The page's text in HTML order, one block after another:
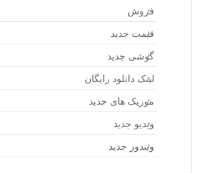
فروش
قیمت جدید
گوشی جدید
لینک دانلود رایگان
موزیک های جدید
ویدیو جدید
ویندوز جدید